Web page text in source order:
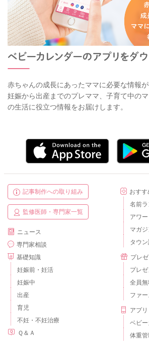
赤ちゃんの成長にあったママに必要な情報が
妊娠から出産までのプレママ、子育て中の
の生活に役立つ情報をお届けします。
記事制作への取り組み
監修医師・専門家一覧
ニュース
専門家相談
基礎知識
妊娠前・妊活
妊娠中
出産
育児
不妊・不妊治療
Ｑ＆Ａ
おすす
名前
アワー
マガジ
タウ
プレゼ
プレ
全員無
ファ
アプリ
ベビー
体重管